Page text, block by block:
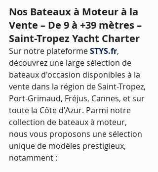
Nos Bateaux à Moteur à la
Vente – De 9 à +39 mètres –
Saint-Tropez Yacht Charter
Sur notre plateforme STYS.fr,
découvrez une large sélection de
bateaux d'occasion disponibles à la
vente dans la région de Saint-Tropez,
Port-Grimaud, Fréjus, Cannes, et sur
toute la Côte d'Azur. Parmi notre
collection de bateaux à moteur,
nous vous proposons une sélection
unique de modèles prestigieux,
notamment :